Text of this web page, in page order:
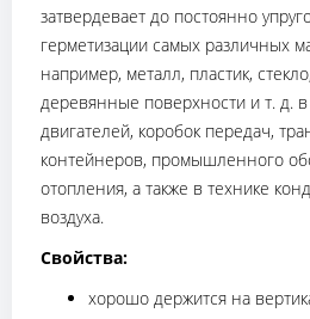
затвердевает до постоянно
герметизации самых различных
например, металл, пластик,
деревянные поверхности и т. д.
двигателей, коробок передач,
контейнеров, промышленного
отопления, а также в технике
воздуха.
Свойства:
хорошо держится на